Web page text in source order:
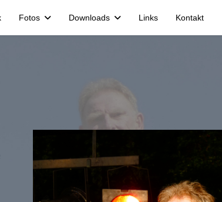
Fotos Downloads Links Kontakt